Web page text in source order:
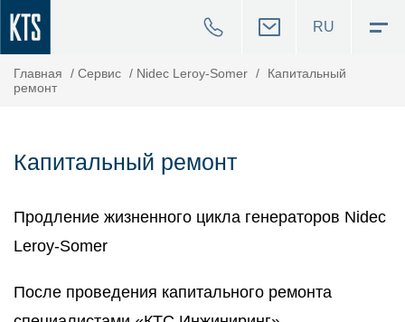
RU
Главная / Cервис / Nidec Leroy-Somer /
Капитальный
ремонт
Капитальный ремонт
Продление жизненного цикла генераторов Nidec
Leroy-Somer
После проведения капитального ремонта